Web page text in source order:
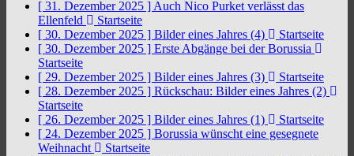
[ 31. Dezember 2025 ] Auch Nico Purket verlässt das
Ellenfeld
Startseite
[ 30. Dezember 2025 ] Bilder eines Jahres (4)
Startseite
[ 30. Dezember 2025 ] Erste Abgänge bei der Borussia
Startseite
[ 29. Dezember 2025 ] Bilder eines Jahres (3)
Startseite
[ 28. Dezember 2025 ] Rückschau: Bilder eines Jahres (2)
Startseite
[ 26. Dezember 2025 ] Bilder eines Jahres (1)
Startseite
[ 24. Dezember 2025 ] Borussia wünscht eine gesegnete
Weihnacht
Startseite